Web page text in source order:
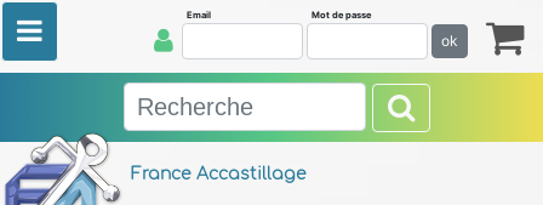
France Accastillage
Email Mot de passe
ok